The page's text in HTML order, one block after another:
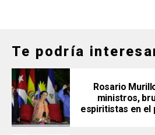
Te podría
Rosario
ministros,
espiritistas en el